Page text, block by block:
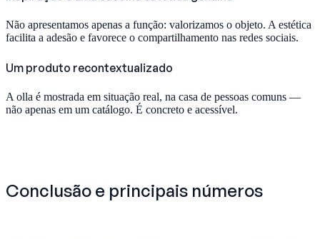
Não apresentamos apenas a função: valorizamos o objeto. A estética
facilita a adesão e favorece o compartilhamento nas redes sociais.
Um produto recontextualizado
A olla é mostrada em situação real, na casa de pessoas comuns —
não apenas em um catálogo. É concreto e acessível.
Conclusão e principais números